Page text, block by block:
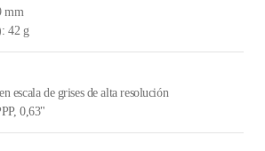
mm
42 g
escala de grises de alta resolución
0,63"